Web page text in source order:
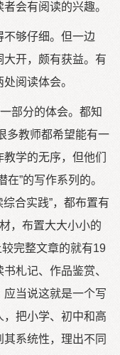
会有阅读的兴趣。
够仔细。但一边
开，颇有获益。有
阅读体会。
部分的体会。都知
多教师都希望能有一
学的无序，但他们
”的写作系列的。
综合实践”，都布置有
，布置大大小小的
完整文章的就有19
札记、作品鉴赏、
当说这就是一个写
把小学、初中和高
系统性，理出不同